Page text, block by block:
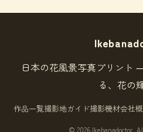
日本の花風景写真プリント
る、花の
作品一覧撮影地ガイド撮影機材会社
© 2026 Ikebanadoctor.